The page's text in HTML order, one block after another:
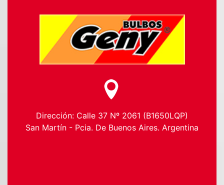
Dirección: Calle 37 Nº 2061 (B1650LQP)
San Martín - Pcia. De Buenos Aires. Argentina